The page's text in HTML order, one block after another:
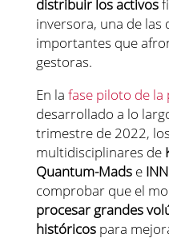
distribuir los activos
inversora, una de las
importantes que
gestoras.
En la fase piloto de la
desarrollado a lo
trimestre de 2022,
multidisciplinares de
Quantum-Mads e
comprobar que el
procesar grandes
históricospara